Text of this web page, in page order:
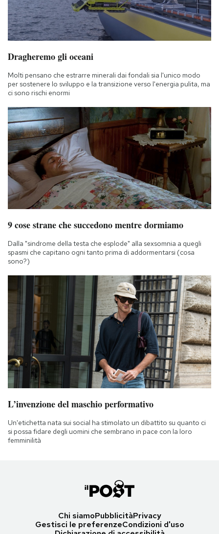
Dragheremo gli oceani
Molti pensano che estrarre minerali dai fondali sia l'unico modo
per sostenere lo sviluppo e la transizione verso l'energia pulita, ma
ci sono rischi enormi
9 cose strane che succedono mentre dormiamo
Dalla "sindrome della testa che esplode" alla sexsomnia a quegli
spasmi che capitano ogni tanto prima di addormentarsi (cosa
sono?)
L’invenzione del maschio performativo
Un'etichetta nata sui social ha stimolato un dibattito su quanto ci
si possa fidare degli uomini che sembrano in pace con la loro
femminilità
Chi siamoPubblicitàPrivacy
Gestisci le preferenzeCondizioni d'uso